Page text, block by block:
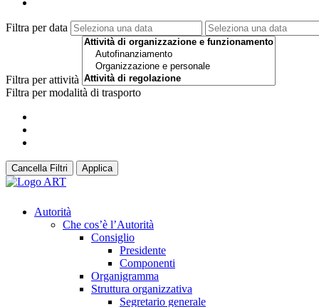
Filtra per data
Filtra per attività
Filtra per modalità di trasporto
Cancella Filtri Applica
Autorità
Che cos’è l’Autorità
Consiglio
Presidente
Componenti
Organigramma
Struttura organizzativa
Segretario generale